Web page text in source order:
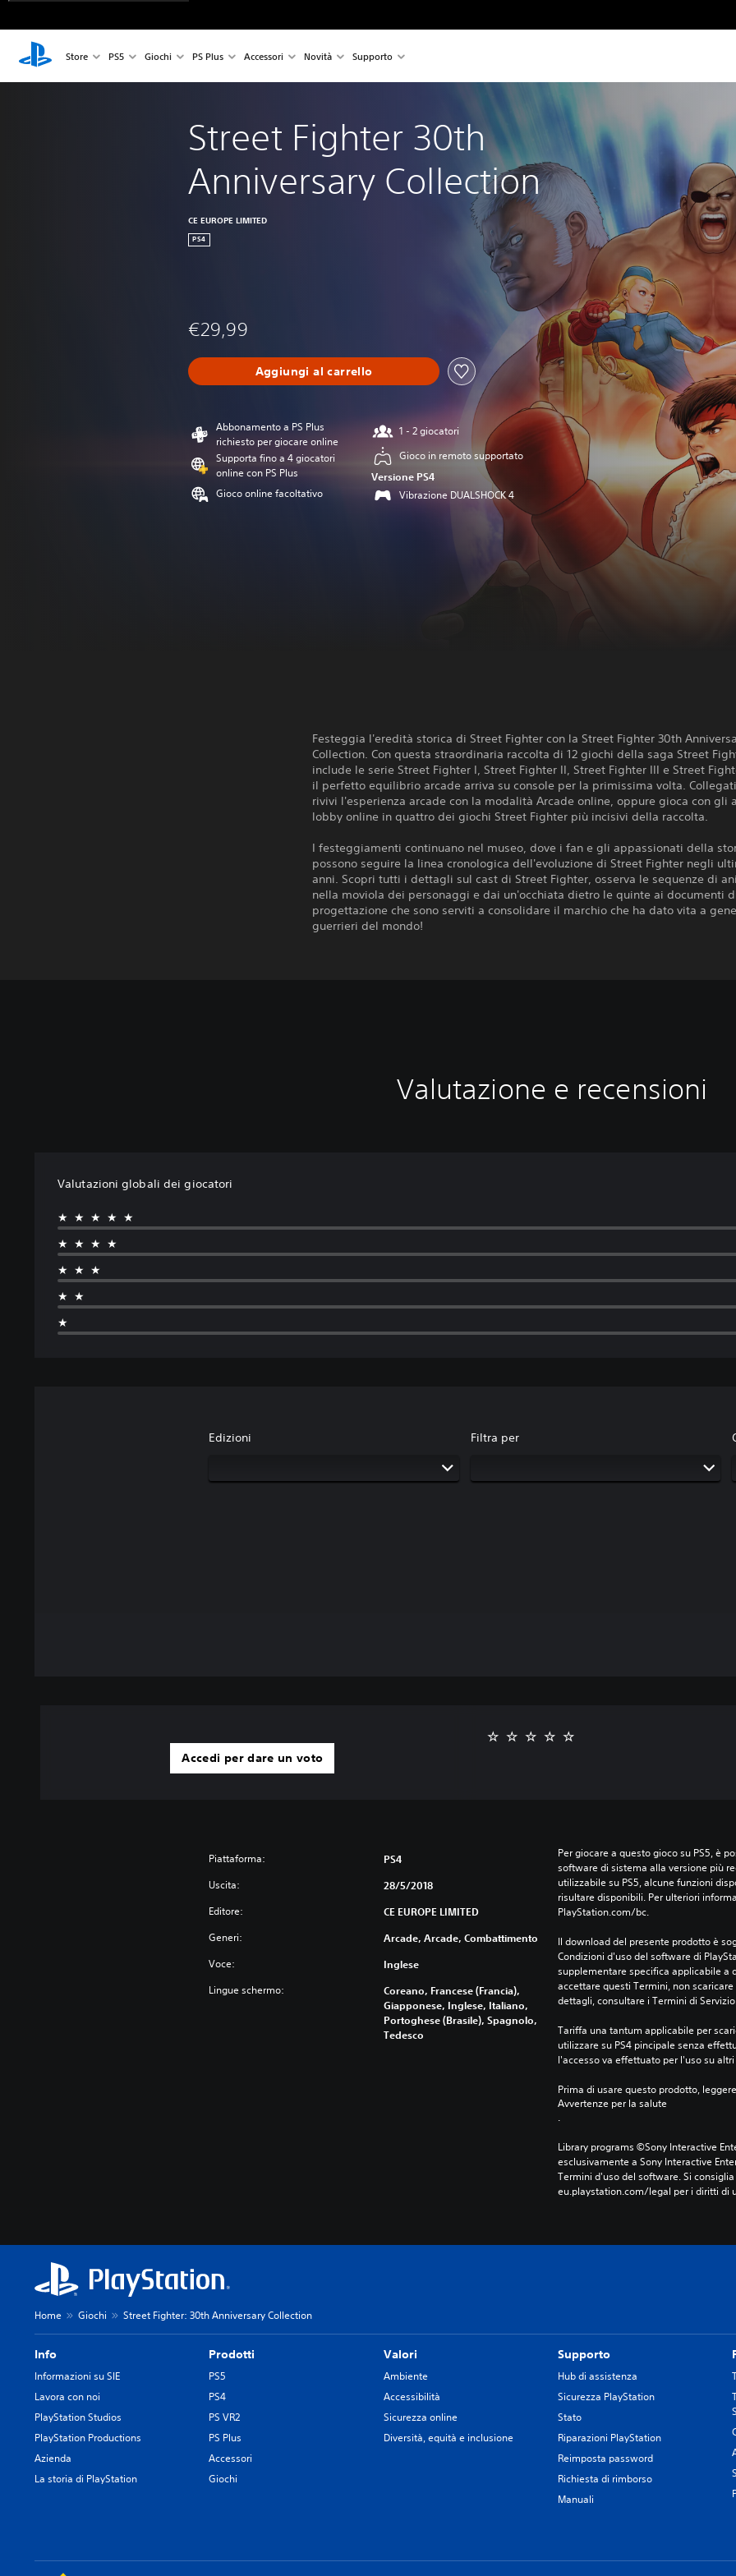
Store PS5 Giochi PS Plus Accessori Novità Supporto
Street Fighter 30th
Anniversary Collection
CE EUROPE LIMITED
PS4
€29,99
Aggiungi al carrello
Abbonamento a PS Plus
richiesto per giocare online
Supporta fino a 4 giocatori
online con PS Plus
Gioco online facoltativo
1 - 2 giocatori
Gioco in remoto supportato
Versione PS4
Vibrazione DUALSHOCK 4
Festeggia l'eredità storica di Street Fighter con la Street Fighter 30th
Collection. Con questa straordinaria raccolta di 12 giochi della saga Street
include le serie Street Fighter I, Street Fighter II, Street Fighter III e Street
il perfetto equilibrio arcade arriva su console per la primissima volta.
rivivi l'esperienza arcade con la modalità Arcade online, oppure gioca con gli
lobby online in quattro dei giochi Street Fighter più incisivi della raccolta.
I festeggiamenti continuano nel museo, dove i fan e gli appassionati della
possono seguire la linea cronologica dell'evoluzione di Street Fighter negli
anni. Scopri tutti i dettagli sul cast di Street Fighter, osserva le sequenze di
nella moviola dei personaggi e dai un'occhiata dietro le quinte ai documenti
progettazione che sono serviti a consolidare il marchio che ha dato vita a
guerrieri del mondo!
Valutazione e recensioni
Valutazioni globali dei giocatori
★★★★★
★★★★
★★★
★★
★
Edizioni Filtra per
Accedi per dare un voto
Piattaforma: PS4
Uscita: 28/5/2018
Editore: CE EUROPE LIMITED
Generi: Arcade, Arcade, Combattimento
Voce: Inglese
Lingue schermo:
Coreano, Francese (Francia),
Giapponese, Inglese, Italiano,
Portoghese (Brasile), Spagnolo,
Tedesco
Per giocare a questo gioco su PS5, è
software di sistema alla versione più
utilizzabile su PS5, alcune funzioni
risultare disponibili. Per ulteriori
PlayStation.com/bc.
Il download del presente prodotto è
Condizioni d'uso del software di
supplementare specifica applicabile a
accettare questi Termini, non
dettagli, consultare i Termini di
Tariffa una tantum applicabile per
utilizzare su PS4 pincipale senza
l'accesso va effettuato per l'uso su altri
Prima di usare questo prodotto,
Avvertenze per la salute
.
Library programs ©Sony Interactive
esclusivamente a Sony Interactive
Termini d'uso del software. Si
eu.playstation.com/legal per i diritti di
Home Giochi Street Fighter: 30th Anniversary Collection
Info
Informazioni su SIE
Lavora con noi
PlayStation Studios
PlayStation Productions
Azienda
La storia di PlayStation
Prodotti
PS5
PS4
PS VR2
PS Plus
Accessori
Giochi
Valori
Ambiente
Accessibilità
Sicurezza online
Diversità, equità e inclusione
Supporto
Hub di assistenza
Sicurezza PlayStation
Stato
Riparazioni PlayStation
Reimposta password
Richiesta di rimborso
Manuali